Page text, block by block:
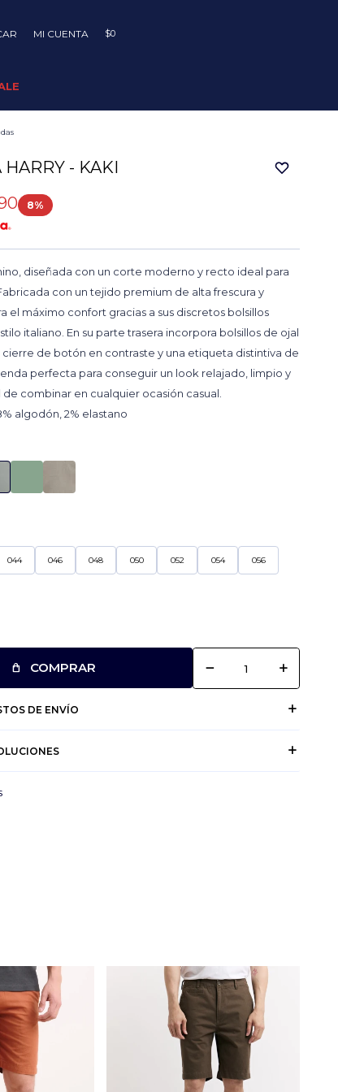
$0
- KAKI
8
diseñada con un corte moderno y recto ideal para
con un tejido premium de alta frescura y
el máximo confort gracias a sus discretos bolsillos
italiano. En su parte trasera incorpora bolsillos de ojal
de botón en contraste y una etiqueta distintiva de
perfecta para conseguir un look relajado, limpio y
combinar en cualquier ocasión casual.
algodón, 2% elastano
044 046 048 050 052 054 056
COMPRAR remove add
DE ENVÍO